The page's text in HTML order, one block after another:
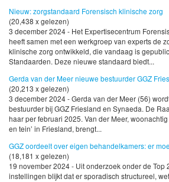
Nieuw: zorgstandaard Forensisch klinische zorg
(20,438 x gelezen)
3 december 2024 - Het Expertisecentrum
heeft samen met een werkgroep van experts de
klinische zorg ontwikkeld, die vandaag is
Standaarden. Deze nieuwe standaard biedt...
Gerda van der Meer nieuwe bestuurder GGZ
(20,213 x gelezen)
3 december 2024 - Gerda van der Meer (56)
bestuurder bij GGZ Friesland en Synaeda. De
haar per februari 2025. Van der Meer,
en tein’ in Friesland, brengt...
GGZ oordeelt over eigen behandelkamers: er
(18,181 x gelezen)
19 november 2024 - Uit onderzoek onder de Top
instellingen blijkt dat er sporadisch structureel,